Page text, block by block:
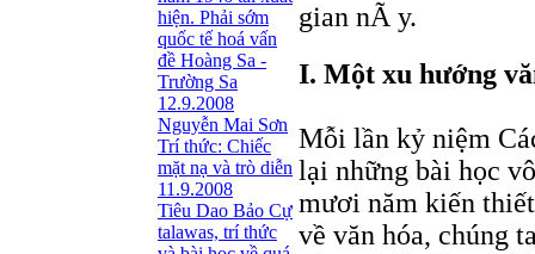
hiện. Phải sớm
quốc tế hoá vấn
đề Hoàng Sa -
Trường Sa
12.9.2008
Nguyễn Mai Sơn
Trí thức: Chiếc
mặt nạ và trò diễn
11.9.2008
Tiêu Dao Bảo Cự
talawas, trí thức
gian nÃ y.
I. Một xu hướng
Mỗi lần kỷ niệm
lại những bài học
mươi năm kiến
về văn hóa, chúng